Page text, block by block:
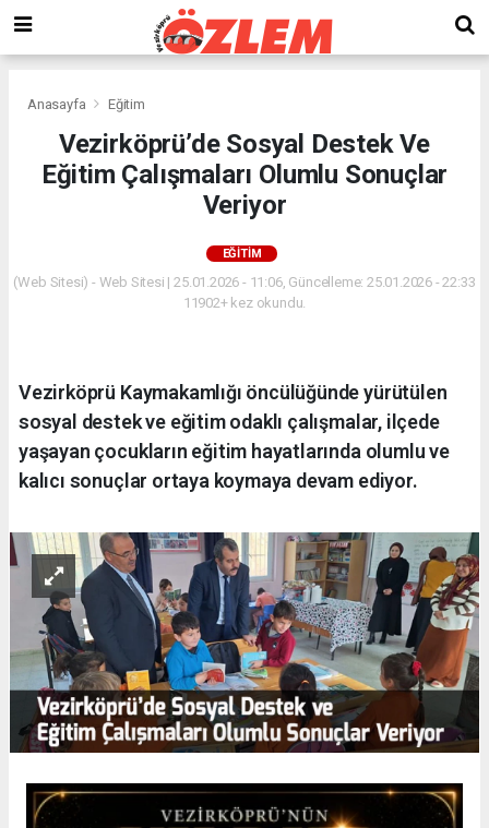
Anasayfa Eğitim
Vezirköprü’de Sosyal Destek Ve
Eğitim Çalışmaları Olumlu Sonuçlar
Veriyor
EĞITIM
(Web Sitesi) - Web Sitesi | 25.01.2026 - 11:06, Güncelleme: 25.01.2026 - 22:33
11902+ kez okundu.
Vezirköprü Kaymakamlığı öncülüğünde yürütülen
sosyal destek ve eğitim odaklı çalışmalar, ilçede
yaşayan çocukların eğitim hayatlarında olumlu ve
kalıcı sonuçlar ortaya koymaya devam ediyor.